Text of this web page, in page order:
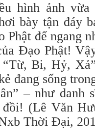
hình ảnh vừa
bày tận đáy
Phật để ngang
Đạo Phật!
Bi, Hỷ,
đang sống
– như danh
đồi! (Lê Văn
Thời Đại,